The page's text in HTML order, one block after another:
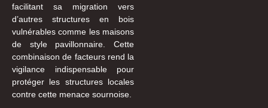
facilitant sa migration vers
d’autres structures en bois
vulnérables comme les maisons
de style pavillonnaire. Cette
combinaison de facteurs rend la
vigilance indispensable pour
protéger les structures locales
contre cette menace sournoise.